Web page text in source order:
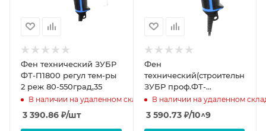
Фен технический ЗУБР
ФТ-П1800 регул тем-ры
2 реж 80-550град,35
В наличии на удаленном складе
3 390.86 ₽/шт
Фен
технический(строительный)
ЗУБР проф.ФТ-
П1600,кер.изол,2
режима 350гр 350л/мин
550гр/550м/ми
В наличии на удаленном
3 590.73₽/10^9